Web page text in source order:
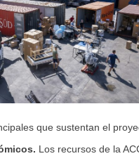
que sustentan el
Los recursos de la